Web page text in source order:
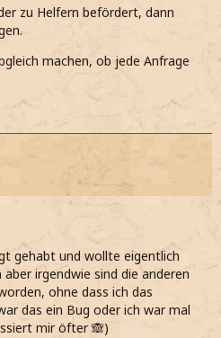
zu Helfern befördert, dann
machen, ob jede Anfrage
gehabt und wollte eigentlich
irgendwie sind die anderen
ohne dass ich das
das ein Bug oder ich war mal
mir öfter 🙈)